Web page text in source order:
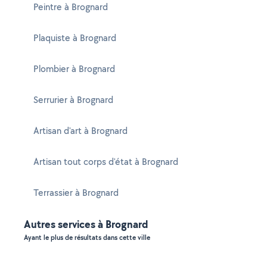
Peintre à Brognard
Plaquiste à Brognard
Plombier à Brognard
Serrurier à Brognard
Artisan d'art à Brognard
Artisan tout corps d'état à Brognard
Terrassier à Brognard
Autres services à Brognard
Ayant le plus de résultats dans cette ville